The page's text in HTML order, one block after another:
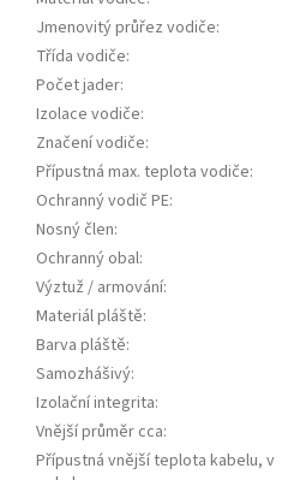
Jmenovitý průřez vodiče:
Třída vodiče:
Počet jader:
Izolace vodiče:
Značení vodiče:
Přípustná max. teplota vodiče:
Ochranný vodič PE:
Nosný člen:
Ochranný obal:
Výztuž / armování:
Materiál pláště:
Barva pláště:
Samozhášivý:
Izolační integrita:
Vnější průměr cca:
Přípustná vnější teplota kabelu, v